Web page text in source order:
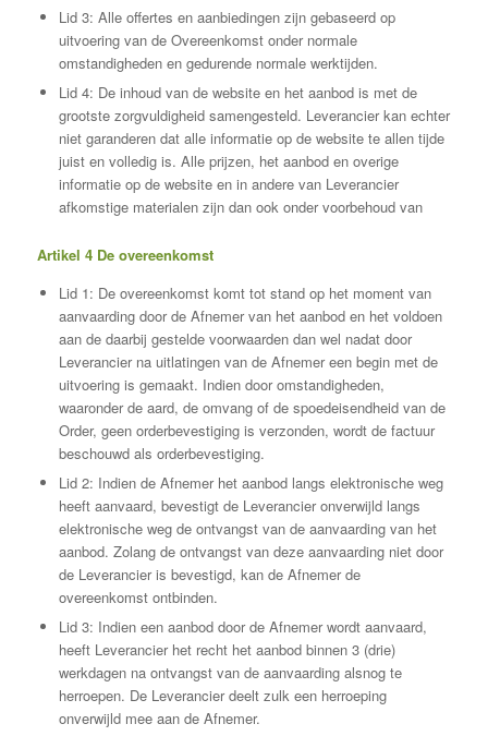
Lid 3: Alle offertes en aanbiedingen zijn gebaseerd op
uitvoering van de Overeenkomst onder normale
omstandigheden en gedurende normale werktijden.
Lid 4: De inhoud van de website en het aanbod is met de
grootste zorgvuldigheid samengesteld. Leverancier kan echter
niet garanderen dat alle informatie op de website te allen tijde
juist en volledig is. Alle prijzen, het aanbod en overige
informatie op de website en in andere van Leverancier
afkomstige materialen zijn dan ook onder voorbehoud van
Artikel 4 De overeenkomst
Lid 1: De overeenkomst komt tot stand op het moment van
aanvaarding door de Afnemer van het aanbod en het voldoen
aan de daarbij gestelde voorwaarden dan wel nadat door
Leverancier na uitlatingen van de Afnemer een begin met de
uitvoering is gemaakt. Indien door omstandigheden,
waaronder de aard, de omvang of de spoedeisendheid van de
Order, geen orderbevestiging is verzonden, wordt de factuur
beschouwd als orderbevestiging.
Lid 2: Indien de Afnemer het aanbod langs elektronische weg
heeft aanvaard, bevestigt de Leverancier onverwijld langs
elektronische weg de ontvangst van de aanvaarding van het
aanbod. Zolang de ontvangst van deze aanvaarding niet door
de Leverancier is bevestigd, kan de Afnemer de
overeenkomst ontbinden.
Lid 3: Indien een aanbod door de Afnemer wordt aanvaard,
heeft Leverancier het recht het aanbod binnen 3 (drie)
werkdagen na ontvangst van de aanvaarding alsnog te
herroepen. De Leverancier deelt zulk een herroeping
onverwijld mee aan de Afnemer.